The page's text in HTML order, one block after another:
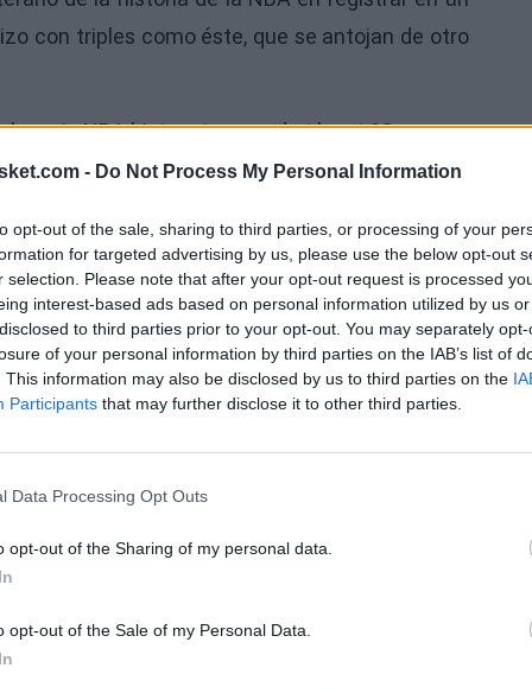
- Do Not Process My Personal Information
opt-out of the sale, sharing to third parties, or processing of your
for targeted advertising by us, please use the below opt-out
selection. Please note that after your opt-out request is processed
interest-based ads based on personal information utilized by us
to third parties prior to your opt-out. You may separately
of your personal information by third parties on the IAB’s list of
This information may also be disclosed by us to third parties on the
Participants that may further disclose it to other third parties.
Data Processing Opt Outs
opt-out of the Sharing of my personal data.
opt-out of the Sale of my Personal Data.
con triples como éste, que se antojan de otro
in NBA history to record at least 30+
cjN8z4pten